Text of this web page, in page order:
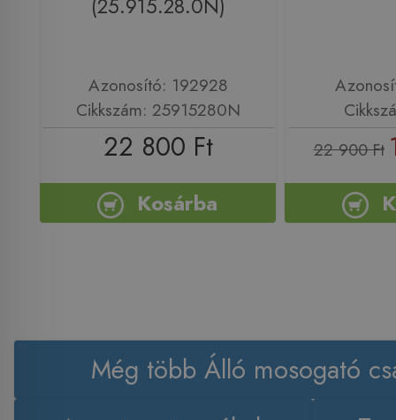
(25.915.28.0N)
Azonosító: 192928
Cikkszám: 25915280N
22 800 Ft
Kosárba
22 900 Ft
Még több Álló mosogató